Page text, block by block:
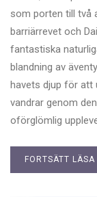
som porten till två
barriärrevet och
fantastiska
blandning av
havets djup för att
vandrar genom
oförglömlig
FORTSÄTT LÄSA